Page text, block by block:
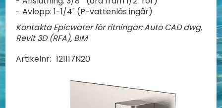
- Avlopp: 1-1/4" (P-vattenlås ingår)
Kontakta Epicwater för ritningar: Auto CAD dwg,
Revit 3D (RFA), BIM
Artikelnr: 121117N20